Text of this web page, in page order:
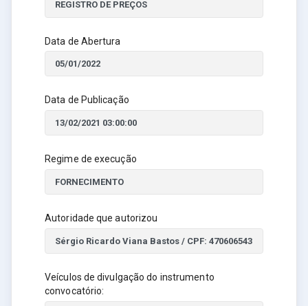
Data de Abertura
Data de Publicação
Regime de execução
Autoridade que autorizou
Veículos de divulgação do instrumento
convocatório: